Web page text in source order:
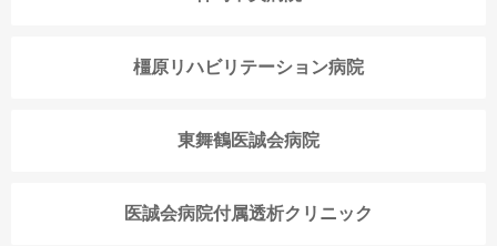
橿原リハビリテーション病院
東舞鶴医誠会病院
医誠会病院付属透析クリニック